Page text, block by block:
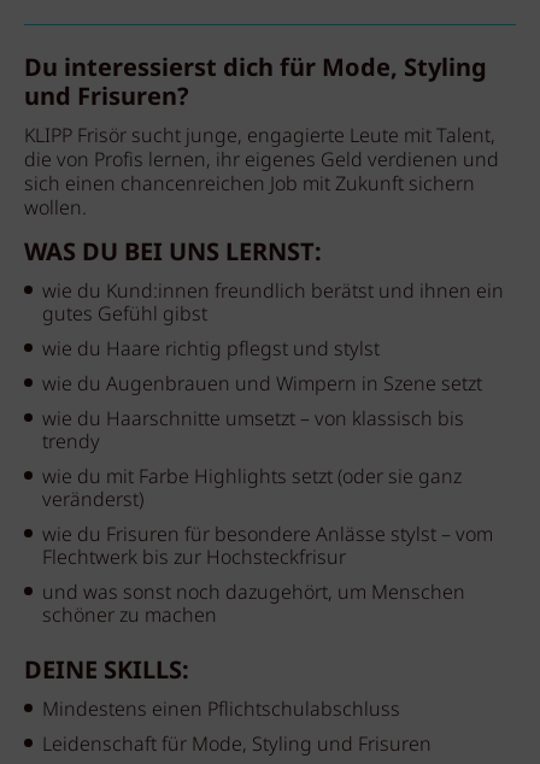
Du interessierst dich für Mode, Styling
und Frisuren?
KLIPP Frisör sucht junge, engagierte Leute mit Talent,
die von Profis lernen, ihr eigenes Geld verdienen und
sich einen chancenreichen Job mit Zukunft sichern
wollen.
WAS DU BEI UNS LERNST:
wie du Kund:innen freundlich berätst und ihnen ein
gutes Gefühl gibst
wie du Haare richtig pflegst und stylst
wie du Augenbrauen und Wimpern in Szene setzt
wie du Haarschnitte umsetzt – von klassisch bis
trendy
wie du mit Farbe Highlights setzt (oder sie ganz
veränderst)
wie du Frisuren für besondere Anlässe stylst – vom
Flechtwerk bis zur Hochsteckfrisur
und was sonst noch dazugehört, um Menschen
schöner zu machen
DEINE SKILLS:
Mindestens einen Pflichtschulabschluss
Leidenschaft für Mode, Styling und Frisuren